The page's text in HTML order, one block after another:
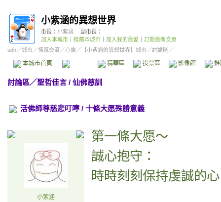
小紫涵的異想世界
市長： 小紫涵
副市長：
加入本城市
推薦本城市 加入我的最愛
訂閱最新文章
udn／城市／情感交流／心靈 ／ 【小紫涵的異想世界】城市／討論區／
本城市首頁 精華區 投票區 影像館
討論區／聖哲佳言 / 仙佛慈訓
活佛師尊慈悲叮嚀 / 十條大愿殊勝意義
小紫涵
第一條大愿～
誠心抱守：
時時刻刻保持虔誠的